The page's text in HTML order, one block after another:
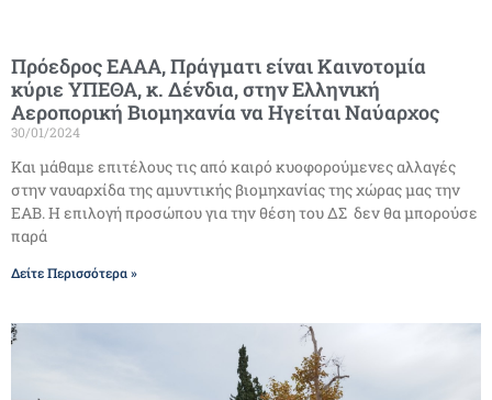
Πρόεδρος ΕΑΑΑ, Πράγματι είναι Καινοτομία
κύριε ΥΠΕΘΑ, κ. Δένδια, στην Ελληνική
Αεροπορική Βιομηχανία να Ηγείται Ναύαρχος
30/01/2024
Και μάθαμε επιτέλους τις από καιρό κυοφορούμενες αλλαγές
στην ναυαρχίδα της αμυντικής βιομηχανίας της χώρας μας την
ΕΑΒ. Η επιλογή προσώπου για την θέση του ΔΣ δεν θα μπορούσε
παρά
Δείτε Περισσότερα »